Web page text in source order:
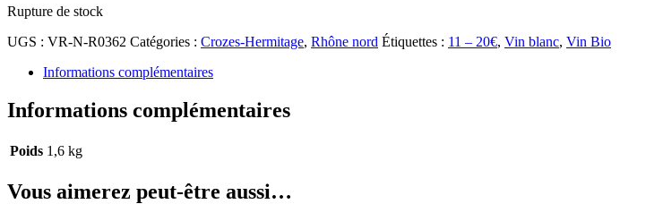
Rupture de stock
UGS : VR-N-R0362 Catégories : Crozes-Hermitage, Rhône nord Étiquettes : 11 – 20€, Vin blanc, Vin Bio
Informations complémentaires
Informations complémentaires
Poids 1,6 kg
Vous aimerez peut-être aussi…